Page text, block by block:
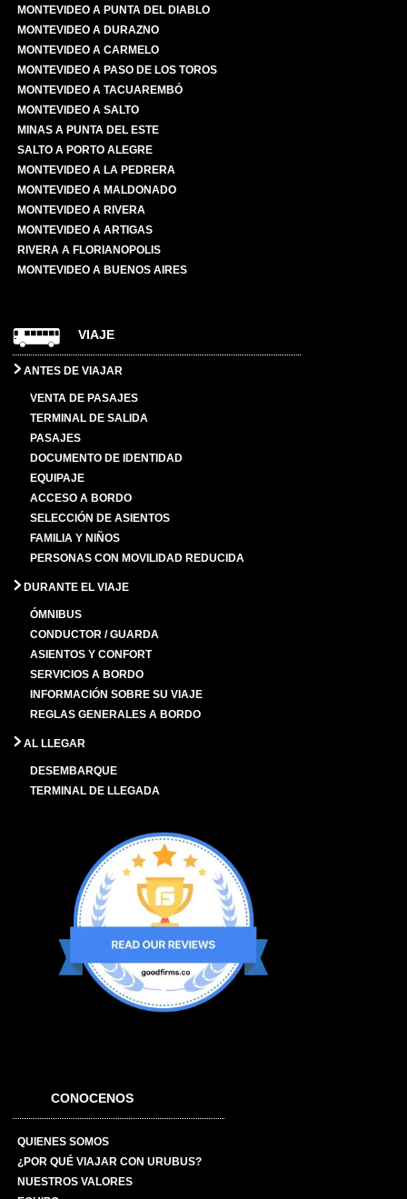
MONTEVIDEO A PUNTA DEL DIABLO
MONTEVIDEO A DURAZNO
MONTEVIDEO A CARMELO
MONTEVIDEO A PASO DE LOS TOROS
MONTEVIDEO A TACUAREMBÓ
MONTEVIDEO A SALTO
MINAS A PUNTA DEL ESTE
SALTO A PORTO ALEGRE
MONTEVIDEO A LA PEDRERA
MONTEVIDEO A MALDONADO
MONTEVIDEO A RIVERA
MONTEVIDEO A ARTIGAS
RIVERA A FLORIANOPOLIS
MONTEVIDEO A BUENOS AIRES
VIAJE
ANTES DE VIAJAR
VENTA DE PASAJES
TERMINAL DE SALIDA
PASAJES
DOCUMENTO DE IDENTIDAD
EQUIPAJE
ACCESO A BORDO
SELECCIÓN DE ASIENTOS
FAMILIA Y NIÑOS
PERSONAS CON MOVILIDAD REDUCIDA
DURANTE EL VIAJE
ÓMNIBUS
CONDUCTOR / GUARDA
ASIENTOS Y CONFORT
SERVICIOS A BORDO
INFORMACIÓN SOBRE SU VIAJE
REGLAS GENERALES A BORDO
AL LLEGAR
DESEMBARQUE
TERMINAL DE LLEGADA
CONOCENOS
QUIENES SOMOS
¿POR QUÉ VIAJAR CON URUBUS?
NUESTROS VALORES